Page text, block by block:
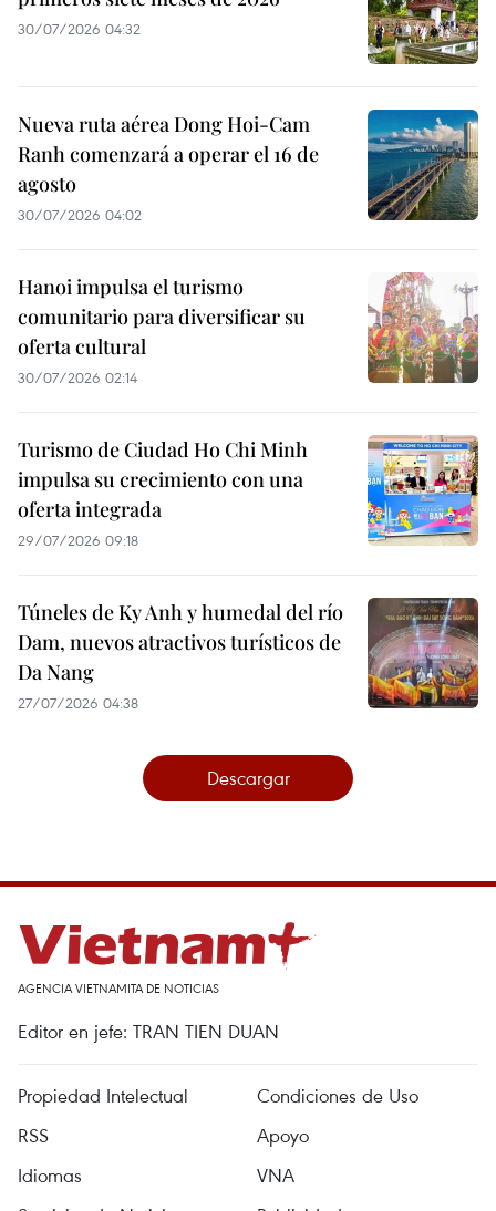
30/07/2026 04:32
Nueva ruta aérea Dong Hoi-Cam
Ranh comenzará a operar el 16 de
agosto
30/07/2026 04:02
Hanoi impulsa el turismo
comunitario para diversificar su
oferta cultural
30/07/2026 02:14
Turismo de Ciudad Ho Chi Minh
impulsa su crecimiento con una
oferta integrada
29/07/2026 09:18
Túneles de Ky Anh y humedal del río
Dam, nuevos atractivos turísticos de
Da Nang
27/07/2026 04:38
Descargar
AGENCIA VIETNAMITA DE NOTICIAS
Editor en jefe: TRAN TIEN DUAN
Propiedad Intelectual
Condiciones de Uso
RSS
Apoyo
Idiomas
VNA